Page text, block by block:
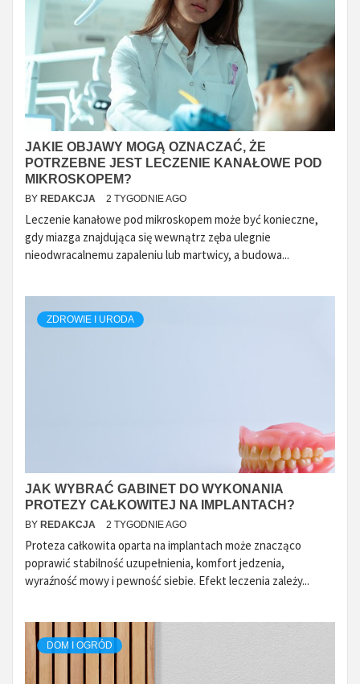
JAKIE OBJAWY MOGĄ OZNACZAĆ, ŻE
POTRZEBNE JEST LECZENIE KANAŁOWE POD
MIKROSKOPEM?
BY REDAKCJA 2 TYGODNIE AGO
Leczenie kanałowe pod mikroskopem może być konieczne,
gdy miazga znajdująca się wewnątrz zęba ulegnie
nieodwracalnemu zapaleniu lub martwicy, a budowa...
ZDROWIE I URODA
JAK WYBRAĆ GABINET DO WYKONANIA
PROTEZY CAŁKOWITEJ NA IMPLANTACH?
BY REDAKCJA 2 TYGODNIE AGO
Proteza całkowita oparta na implantach może znacząco
poprawić stabilność uzupełnienia, komfort jedzenia,
wyraźność mowy i pewność siebie. Efekt leczenia zależy...
DOM I OGRÓD